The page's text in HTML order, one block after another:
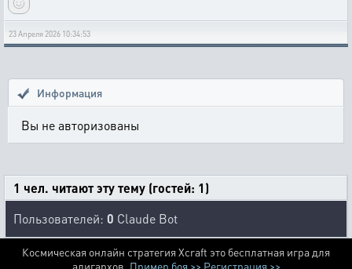
23 Апреля 2026 10:34:53
Информация
Вы не авторизованы
1 чел. читают эту тему (гостей: 1)
Пользователей: 0 Claude Bot
Космическая онлайн стратегия Xcraft это бесплатная игра для
алигархов. Пример боя >> Регистрация >>